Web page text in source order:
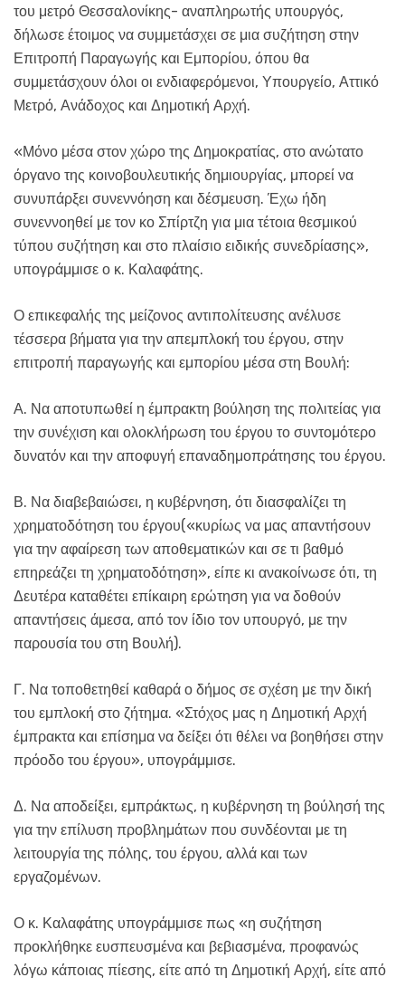
του μετρό Θεσσαλονίκης- αναπληρωτής υπουργός,
δήλωσε έτοιμος να συμμετάσχει σε μια συζήτηση στην
Επιτροπή Παραγωγής και Εμπορίου, όπου θα
συμμετάσχουν όλοι οι ενδιαφερόμενοι, Υπουργείο, Αττικό
Μετρό, Ανάδοχος και Δημοτική Αρχή.
«Μόνο μέσα στον χώρο της Δημοκρατίας, στο ανώτατο
όργανο της κοινοβουλευτικής δημιουργίας, μπορεί να
συνυπάρξει συνεννόηση και δέσμευση. Έχω ήδη
συνεννοηθεί με τον κο Σπίρτζη για μια τέτοια θεσμικού
τύπου συζήτηση και στο πλαίσιο ειδικής συνεδρίασης»,
υπογράμμισε ο κ. Καλαφάτης.
Ο επικεφαλής της μείζονος αντιπολίτευσης ανέλυσε
τέσσερα βήματα για την απεμπλοκή του έργου, στην
επιτροπή παραγωγής και εμπορίου μέσα στη Βουλή:
Α. Να αποτυπωθεί η έμπρακτη βούληση της πολιτείας για
την συνέχιση και ολοκλήρωση του έργου το συντομότερο
δυνατόν και την αποφυγή επαναδημοπράτησης του έργου.
Β. Να διαβεβαιώσει, η κυβέρνηση, ότι διασφαλίζει τη
χρηματοδότηση του έργου(«κυρίως να μας απαντήσουν
για την αφαίρεση των αποθεματικών και σε τι βαθμό
επηρεάζει τη χρηματοδότηση», είπε κι ανακοίνωσε ότι, τη
Δευτέρα καταθέτει επίκαιρη ερώτηση για να δοθούν
απαντήσεις άμεσα, από τον ίδιο τον υπουργό, με την
παρουσία του στη Βουλή).
Γ. Να τοποθετηθεί καθαρά ο δήμος σε σχέση με την δική
του εμπλοκή στο ζήτημα. «Στόχος μας η Δημοτική Αρχή
έμπρακτα και επίσημα να δείξει ότι θέλει να βοηθήσει στην
πρόοδο του έργου», υπογράμμισε.
Δ. Να αποδείξει, εμπράκτως, η κυβέρνηση τη βούλησή της
για την επίλυση προβλημάτων που συνδέονται με τη
λειτουργία της πόλης, του έργου, αλλά και των
εργαζομένων.
Ο κ. Καλαφάτης υπογράμμισε πως «η συζήτηση
προκλήθηκε ευσπευσμένα και βεβιασμένα, προφανώς
λόγω κάποιας πίεσης, είτε από τη Δημοτική Αρχή, είτε από